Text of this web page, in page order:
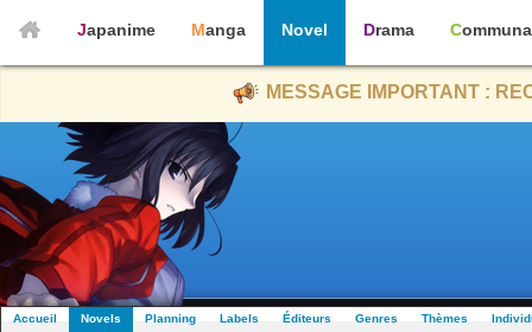
Japanime Manga Novel Drama
MESSAGE IMPORTANT :
Accueil Novels Planning Labels Éditeurs Genres Thèmes